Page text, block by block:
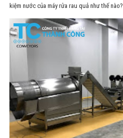
kiệm nước của máy rửa rau quả như thế nào?